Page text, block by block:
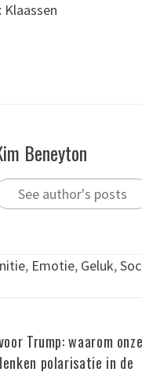
Klaassen
Beneyton
See author's posts
, Emotie, Geluk,
Trump: waarom onze
polarisatie in de